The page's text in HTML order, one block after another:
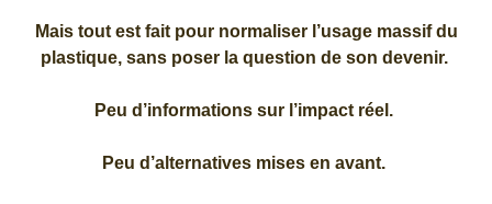
Mais tout est fait pour normaliser l’usage massif du
plastique, sans poser la question de son devenir.
Peu d’informations sur l’impact réel.
Peu d’alternatives mises en avant.